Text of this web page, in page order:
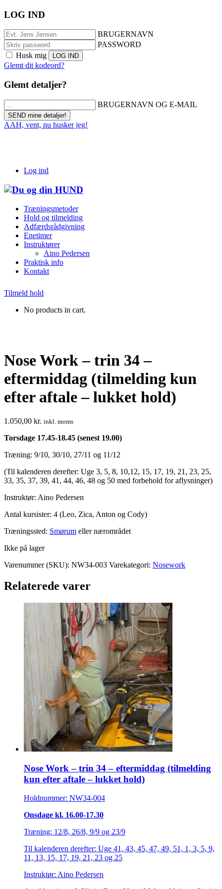
LOG IND
BRUGERNAVN
PASSWORD
Husk mig
Glemt dit kodeord?
Glemt detaljer?
BRUGERNAVN OG E-MAIL
AAH, vent, nu husker jeg!
Log ind
Træningsmetoder
Hold og tilmelding
Adfærdsrådgivning
Enetimer
Instruktører
Aino Pedersen
Praktisk info
Kontakt
Tilmeld hold
No products in cart.
Nose Work – trin 34 –
eftermiddag (tilmelding kun
efter aftale – lukket hold)
1.050,00 kr. inkl. moms
Torsdage 17.45-18.45 (senest 19.00)
Træning: 9/10, 30/10, 27/11 og 11/12
(Til kalenderen derefter: Uge 3, 5, 8, 10,12, 15, 17, 19, 21, 23, 25,
33, 35, 37, 39, 41, 44, 46, 48 og 50 med forbehold for aflysninger)
Instruktør: Aino Pedersen
Antal kursister: 4 (Leo, Zica, Anton og Cody)
Træningssted: Smørum eller nærområdet
Ikke på lager
Varenummer (SKU): NW34-003 Varekategori: Nosework
Relaterede varer
Nose Work – trin 34 – eftermiddag (tilmelding
kun efter aftale – lukket hold)
Holdnummer: NW34-004
Onsdage kl. 16.00-17.30
Træning: 12/8, 26/8, 9/9 og 23/9
Til kalenderen derefter: Uge 41, 43, 45, 47, 49, 51, 1, 3, 5, 9,
11, 13, 15, 17, 19, 21, 23 og 25
Instruktør: Aino Pedersen